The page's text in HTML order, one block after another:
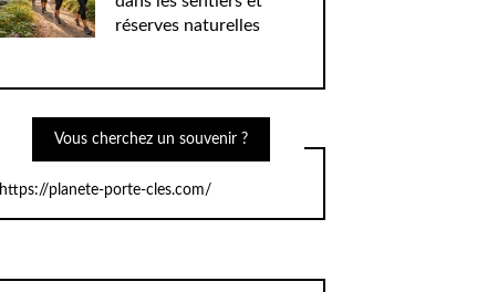
réserves naturelles
Vous cherchez un souvenir ?
https://planete-porte-cles.com/